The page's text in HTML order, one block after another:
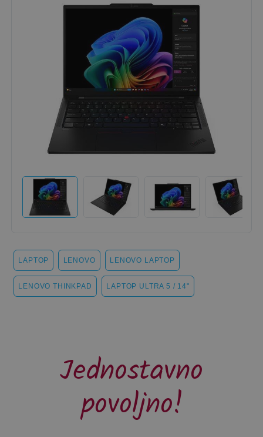
LAPTOP LENOVO LENOVO LAPTOP
LENOVO THINKPAD LAPTOP ULTRA 5 / 14"
Jednostavno
povoljno!